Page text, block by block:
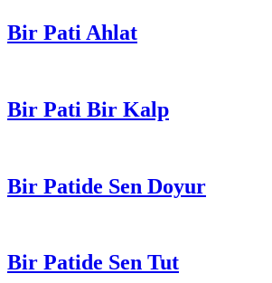
Bir Pati Ahlat
Bir Pati Bir Kalp
Bir Patide Sen Doyur
Bir Patide Sen Tut